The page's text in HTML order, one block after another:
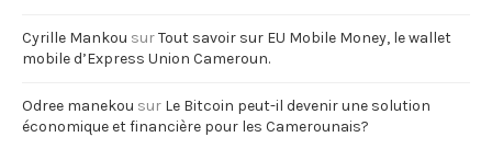
Cyrille Mankou surTout savoir sur EU Mobile Money, le wallet
mobile d’Express Union Cameroun.
Odree manekou sur Le Bitcoin peut-il devenir une solution
économique et financière pour les Camerounais?